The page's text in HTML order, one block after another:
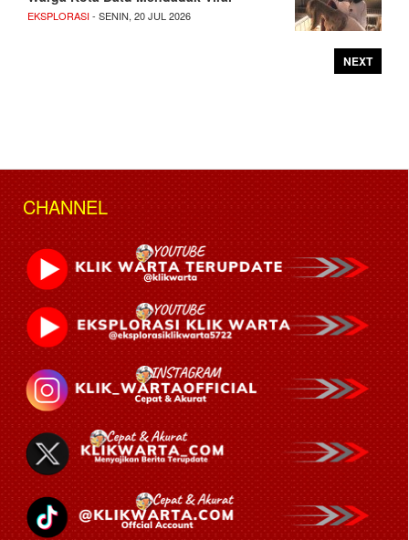
EKSPLORASI- SENIN, 20 JUL 2026
NEXT
CHANNEL